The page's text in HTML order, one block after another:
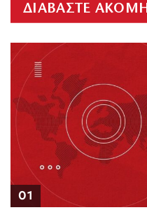
ΔΙΑΒΑΣΤΕ ΑΚΟΜΗ
01